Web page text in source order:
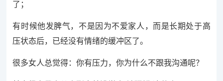
了；
有时候他发脾气，不是因为不爱家人，而是长期处于高
压状态后，已经没有情绪的缓冲区了。
很多女人总觉得：你有压力，你为什么不跟我沟通呢？